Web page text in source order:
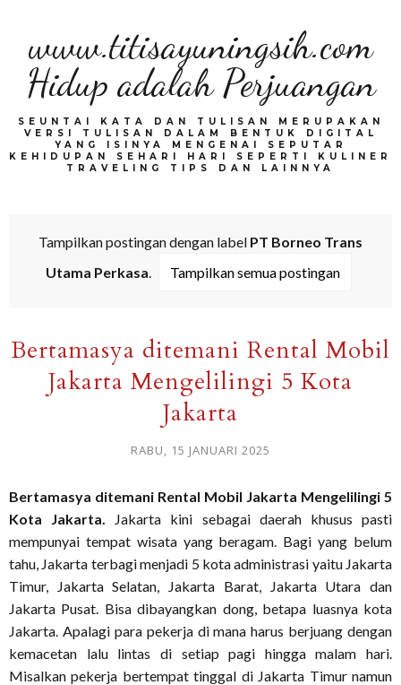
www.titisayuningsih.com
Hidup adalah Perjuangan
SEUNTAI KATA DAN TULISAN MERUPAKAN
VERSI TULISAN DALAM BENTUK DIGITAL
YANG ISINYA MENGENAI SEPUTAR
KEHIDUPAN SEHARI HARI SEPERTI KULINER
TRAVELING TIPS DAN LAINNYA
Tampilkan postingan dengan label PT Borneo Trans
Utama Perkasa. Tampilkan semua postingan
Bertamasya ditemani Rental Mobil
Jakarta Mengelilingi 5 Kota
Jakarta
RABU, 15 JANUARI 2025
Bertamasya ditemani Rental Mobil Jakarta Mengelilingi 5
Kota Jakarta. Jakarta kini sebagai daerah khusus pasti
mempunyai tempat wisata yang beragam. Bagi yang belum
tahu, Jakarta terbagi menjadi 5 kota administrasi yaitu Jakarta
Timur, Jakarta Selatan, Jakarta Barat, Jakarta Utara dan
Jakarta Pusat. Bisa dibayangkan dong, betapa luasnya kota
Jakarta. Apalagi para pekerja di mana harus berjuang dengan
kemacetan lalu lintas di setiap pagi hingga malam hari.
Misalkan pekerja bertempat tinggal di Jakarta Timur namun